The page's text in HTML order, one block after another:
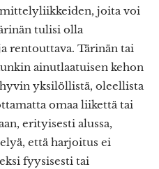
joita voi
tulisi olla
rentouttava. Tärinän tai
ainutlaatuisen kehon
yksilöllistä, oleellista
omaa liikettä tai
erityisesti alussa,
että harjoitus ei
fyysisesti tai